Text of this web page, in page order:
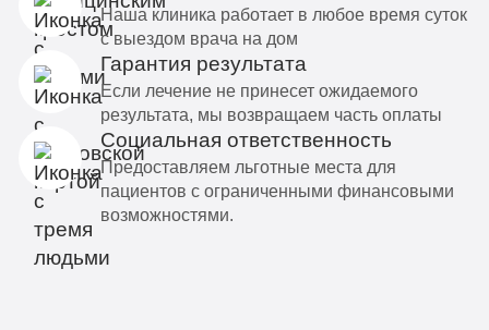
Наша клиника работает в любое время суток
с выездом врача на дом
Гарантия результата
Если лечение не принесет ожидаемого
результата, мы возвращаем часть оплаты
Социальная ответственность
Предоставляем льготные места для
пациентов с ограниченными финансовыми
возможностями.